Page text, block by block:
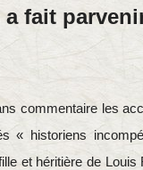
fait
commentaire les
« historiens
et héritière de